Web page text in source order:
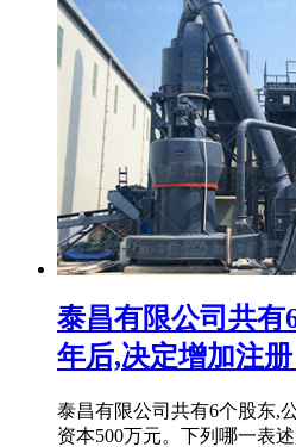
泰昌有限公司共有
年后,决定增加注册
泰昌有限公司共有6个股东,
资本500万元。下列哪一表